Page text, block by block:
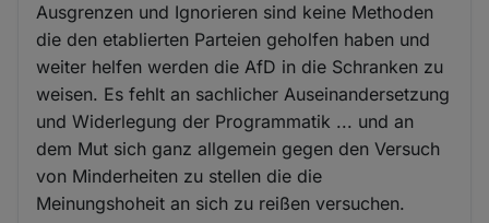
Ausgrenzen und Ignorieren sind keine Methoden
die den etablierten Parteien geholfen haben und
weiter helfen werden die AfD in die Schranken zu
weisen. Es fehlt an sachlicher Auseinandersetzung
und Widerlegung der Programmatik ... und an
dem Mut sich ganz allgemein gegen den Versuch
von Minderheiten zu stellen die die
Meinungshoheit an sich zu reißen versuchen.